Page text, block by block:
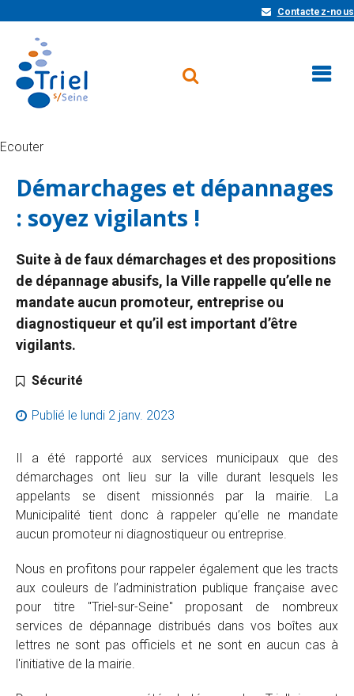
Contactez-nous
Ecouter
Démarchages et dépannages
: soyez vigilants !
Suite à de faux démarchages et des propositions
de dépannage abusifs, la Ville rappelle qu’elle ne
mandate aucun promoteur, entreprise ou
diagnostiqueur et qu’il est important d’être
vigilants.
Catégorie :
Sécurité
Publié le lundi 2 janv. 2023
Il a été rapporté aux services municipaux que des
démarchages ont lieu sur la ville durant lesquels les
appelants se disent missionnés par la mairie. La
Municipalité tient donc à rappeler qu’elle ne mandate
aucun promoteur ni diagnostiqueur ou entreprise.
Nous en profitons pour rappeler également que les tracts
aux couleurs de l’administration publique française avec
pour titre "Triel-sur-Seine" proposant de nombreux
services de dépannage distribués dans vos boîtes aux
lettres ne sont pas officiels et ne sont en aucun cas à
l'initiative de la mairie.